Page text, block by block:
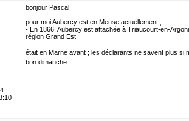
bonjour Pascal
pour moi Aubercy est en Meuse actuellement ;
- En 1866, Aubercy est attachée à Triaucourt-en-
région Grand Est
était en Marne avant ; les déclarants ne savent plus si
bon dimanche